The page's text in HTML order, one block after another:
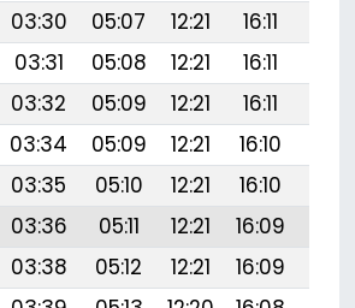
03:30 05:07 12:21 16:11
03:31 05:08 12:21 16:11
03:32 05:09 12:21 16:11
03:34 05:09 12:21 16:10
03:35 05:10 12:21 16:10
03:36 05:11 12:21 16:09
03:38 05:12 12:21 16:09